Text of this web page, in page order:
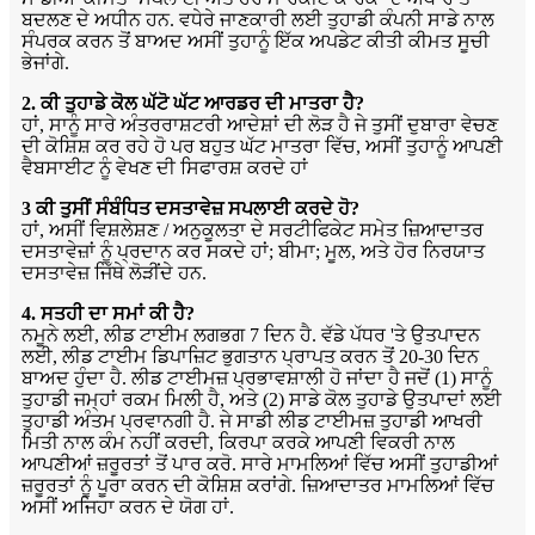
ਬਦਲਣ ਦੇ ਅਧੀਨ ਹਨ. ਵਧੇਰੇ ਜਾਣਕਾਰੀ ਲਈ ਤੁਹਾਡੀ ਕੰਪਨੀ ਸਾਡੇ ਨਾਲ
ਸੰਪਰਕ ਕਰਨ ਤੋਂ ਬਾਅਦ ਅਸੀਂ ਤੁਹਾਨੂੰ ਇੱਕ ਅਪਡੇਟ ਕੀਤੀ ਕੀਮਤ ਸੂਚੀ
ਭੇਜਾਂਗੇ.
2. ਕੀ ਤੁਹਾਡੇ ਕੋਲ ਘੱਟੋ ਘੱਟ ਆਰਡਰ ਦੀ ਮਾਤਰਾ ਹੈ?
ਹਾਂ, ਸਾਨੂੰ ਸਾਰੇ ਅੰਤਰਰਾਸ਼ਟਰੀ ਆਦੇਸ਼ਾਂ ਦੀ ਲੋੜ ਹੈ ਜੇ ਤੁਸੀਂ ਦੁਬਾਰਾ ਵੇਚਣ
ਦੀ ਕੋਸ਼ਿਸ਼ ਕਰ ਰਹੇ ਹੋ ਪਰ ਬਹੁਤ ਘੱਟ ਮਾਤਰਾ ਵਿੱਚ, ਅਸੀਂ ਤੁਹਾਨੂੰ ਆਪਣੀ
ਵੈਬਸਾਈਟ ਨੂੰ ਵੇਖਣ ਦੀ ਸਿਫਾਰਸ਼ ਕਰਦੇ ਹਾਂ
3 ਕੀ ਤੁਸੀਂ ਸੰਬੰਧਿਤ ਦਸਤਾਵੇਜ਼ ਸਪਲਾਈ ਕਰਦੇ ਹੋ?
ਹਾਂ, ਅਸੀਂ ਵਿਸ਼ਲੇਸ਼ਣ / ਅਨੁਕੂਲਤਾ ਦੇ ਸਰਟੀਫਿਕੇਟ ਸਮੇਤ ਜ਼ਿਆਦਾਤਰ
ਦਸਤਾਵੇਜ਼ਾਂ ਨੂੰ ਪ੍ਰਦਾਨ ਕਰ ਸਕਦੇ ਹਾਂ; ਬੀਮਾ; ਮੂਲ, ਅਤੇ ਹੋਰ ਨਿਰਯਾਤ
ਦਸਤਾਵੇਜ਼ ਜਿੱਥੇ ਲੋੜੀਂਦੇ ਹਨ.
4. ਸਤਹੀ ਦਾ ਸਮਾਂ ਕੀ ਹੈ?
ਨਮੂਨੇ ਲਈ, ਲੀਡ ਟਾਈਮ ਲਗਭਗ 7 ਦਿਨ ਹੈ. ਵੱਡੇ ਪੱਧਰ 'ਤੇ ਉਤਪਾਦਨ
ਲਈ, ਲੀਡ ਟਾਈਮ ਡਿਪਾਜ਼ਿਟ ਭੁਗਤਾਨ ਪ੍ਰਾਪਤ ਕਰਨ ਤੋਂ 20-30 ਦਿਨ
ਬਾਅਦ ਹੁੰਦਾ ਹੈ. ਲੀਡ ਟਾਈਮਜ਼ ਪ੍ਰਭਾਵਸ਼ਾਲੀ ਹੋ ਜਾਂਦਾ ਹੈ ਜਦੋਂ (1) ਸਾਨੂੰ
ਤੁਹਾਡੀ ਜਮ੍ਹਾਂ ਰਕਮ ਮਿਲੀ ਹੈ, ਅਤੇ (2) ਸਾਡੇ ਕੋਲ ਤੁਹਾਡੇ ਉਤਪਾਦਾਂ ਲਈ
ਤੁਹਾਡੀ ਅੰਤਮ ਪ੍ਰਵਾਨਗੀ ਹੈ. ਜੇ ਸਾਡੀ ਲੀਡ ਟਾਈਮਜ਼ ਤੁਹਾਡੀ ਆਖਰੀ
ਮਿਤੀ ਨਾਲ ਕੰਮ ਨਹੀਂ ਕਰਦੀ, ਕਿਰਪਾ ਕਰਕੇ ਆਪਣੀ ਵਿਕਰੀ ਨਾਲ
ਆਪਣੀਆਂ ਜ਼ਰੂਰਤਾਂ ਤੋਂ ਪਾਰ ਕਰੋ. ਸਾਰੇ ਮਾਮਲਿਆਂ ਵਿੱਚ ਅਸੀਂ ਤੁਹਾਡੀਆਂ
ਜ਼ਰੂਰਤਾਂ ਨੂੰ ਪੂਰਾ ਕਰਨ ਦੀ ਕੋਸ਼ਿਸ਼ ਕਰਾਂਗੇ. ਜ਼ਿਆਦਾਤਰ ਮਾਮਲਿਆਂ ਵਿੱਚ
ਅਸੀਂ ਅਜਿਹਾ ਕਰਨ ਦੇ ਯੋਗ ਹਾਂ.